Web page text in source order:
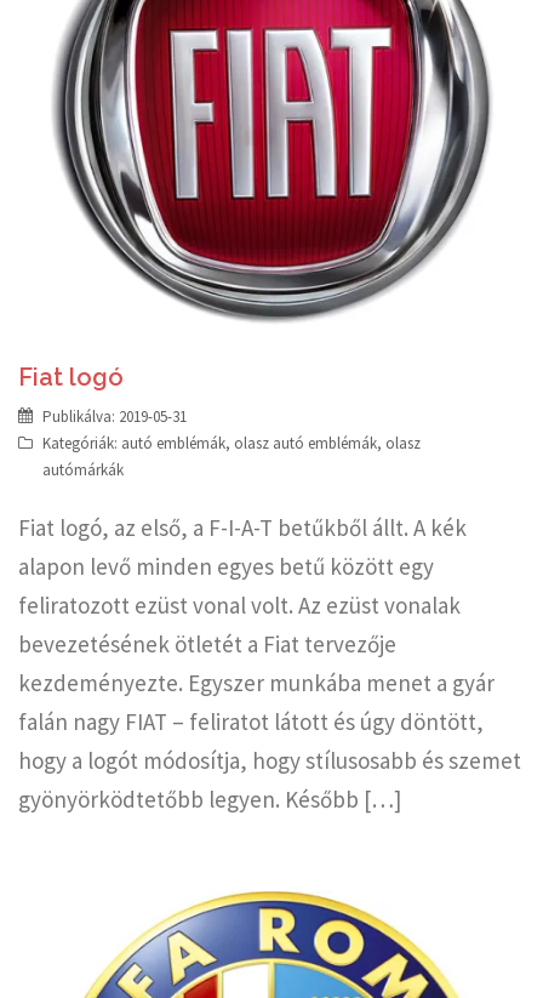
Fiat logó
Publikálva: 2019-05-31
Kategóriák: autó emblémák, olasz autó emblémák, olasz
autómárkák
Fiat logó, az első, a F-I-A-T betűkből állt. A kék
alapon levő minden egyes betű között egy
feliratozott ezüst vonal volt. Az ezüst vonalak
bevezetésének ötletét a Fiat tervezője
kezdeményezte. Egyszer munkába menet a gyár
falán nagy FIAT – feliratot látott és úgy döntött,
hogy a logót módosítja, hogy stílusosabb és szemet
gyönyörködtetőbb legyen. Később […]